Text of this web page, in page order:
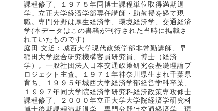
課程修了、１９７５年同博士課程単位取得満期退
学。立正大学経済学部専任講師・助教授を経て現
職。専門分野は厚生経済学、環境経済学、交通経済
学(本データはこの書籍が刊行された当時に掲載さ
れていたものです)
庭田 文近：城西大学現代政策学部非常勤講師、早
稲田大学総合研究機構客員研究員、博士（経済
学）。一般社団法人日本交通政策研究会基礎理論プ
ロジェクト主査。１９７１年神奈川県生まれ千葉県
育ち、１９９５年城西大学経済学部経営学科卒業、
１９９７年同大学院経済学研究科経済政策専攻修士
課程修了、２０００年立正大学大学院経済学研究科
博士後期課程満期退学。専門分野は交通経済学、環